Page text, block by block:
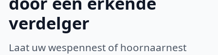
verdelger
Laat uw wespennest of hoornaarnest